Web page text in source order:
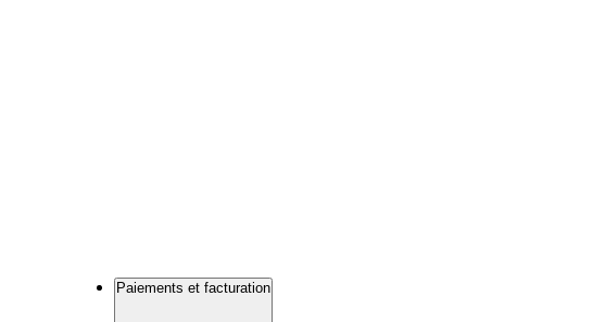
Paiements et facturation